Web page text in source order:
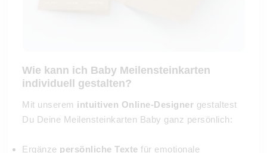
Wie kann ich Baby Meilensteinkarten
individuell gestalten?
Mit unserem intuitiven Online-Designer gestaltest
Du Deine Meilensteinkarten Baby ganz persönlich:
Ergänze persönliche Texte für emotionale